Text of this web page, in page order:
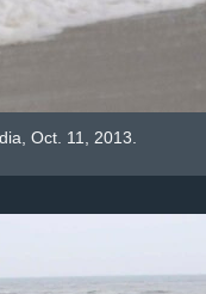
Oct. 11, 2013.